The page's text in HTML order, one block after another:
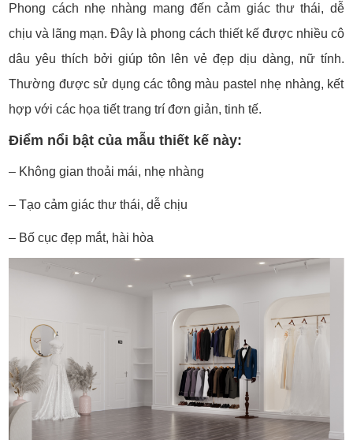
Phong cách nhẹ nhàng mang đến cảm giác thư thái, dễ
chịu và lãng mạn. Đây là phong cách thiết kế được nhiều cô
dâu yêu thích bởi giúp tôn lên vẻ đẹp dịu dàng, nữ tính.
Thường được sử dụng các tông màu pastel nhẹ nhàng, kết
hợp với các họa tiết trang trí đơn giản, tinh tế.
Điểm nổi bật của mẫu thiết kế này:
– Không gian thoải mái, nhẹ nhàng
– Tạo cảm giác thư thái, dễ chịu
– Bố cục đẹp mắt, hài hòa